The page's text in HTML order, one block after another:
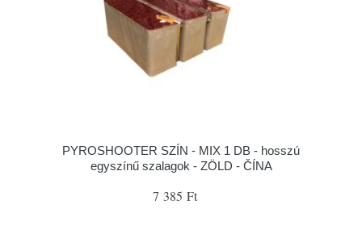
PYROSHOOTER SZÍN - MIX 1 DB - hosszú
egyszínű szalagok - ZÖLD - ČÍNA
7 385 Ft